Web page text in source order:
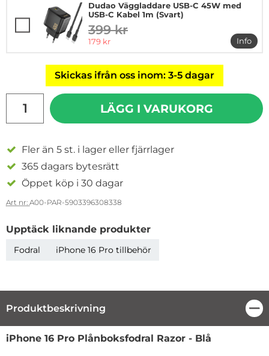
Dudao Väggladdare USB-C 45W med
USB-C Kabel 1m (Svart)
tidigare pris
399 kr
rea pris
179 kr
Info
mer
Skickas ifrån oss inom: 3-5 dagar
LÄGG I VARUKORG
Fler än 5 st. i lager eller fjärrlager
365 dagars bytesrätt
Öppet köp i 30 dagar
Art nr: A00-PAR-5903396308338
Upptäck liknande produkter
Fodral iPhone 16 Pro tillbehör
Produktbeskrivning
Produktbeskrivning
iPhone 16 Pro Plånboksfodral Razor - Blå